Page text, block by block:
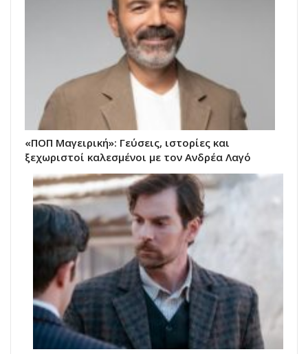
«ΠΟΠ Μαγειρική»: Γεύσεις, ιστορίες και
ξεχωριστοί καλεσμένοι με τον Ανδρέα Λαγό